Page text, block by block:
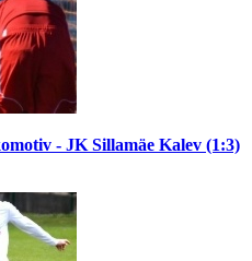
- JK Sillamäe Kalev (1:3)